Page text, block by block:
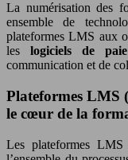
La numérisation des
ensemble de
plateformes LMS aux
les logiciels de
communication et de
Plateformes LMS
le cœur de la
Les plateformes LMS